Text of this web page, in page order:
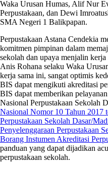
Waka Urusan Humas, Alif Nur
Perpustakaan, dan Dewi
SMA Negeri 1 Balikpapan.
Perpustakaan Astana Cendekia
komitmen pimpinan dalam
sekolah dan upaya menjalin
Anis Rohana selaku Waka
kerja sama ini, sangat optimis
BIS dapat mengikuti akreditasi
BIS dapat memberikan
Nasional Perpustakaan Sekolah
Nasional Nomor 10 Tahun 2017
Perpustakaan Sekolah Dasar/
Penyelenggaraan Perpustakaan
Borang Instumen Akreditasi
panduan yang dapat dijadikan
perpustakaan sekolah.